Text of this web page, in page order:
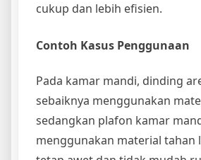
cukup dan lebih efisien.
Contoh Kasus Penggunaan
Pada kamar mandi, dinding
sebaiknya menggunakan
sedangkan plafon kamar
menggunakan material tahan